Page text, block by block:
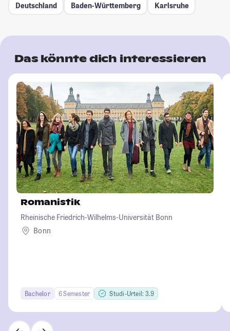
Deutschland
Baden-Württemberg Karlsruhe
Das könnte dich interessieren
Romanistik
Rheinische Friedrich-Wilhelms-Universität Bonn
Bonn
Bachelor 6 Semester Studi-Urteil: 3.9